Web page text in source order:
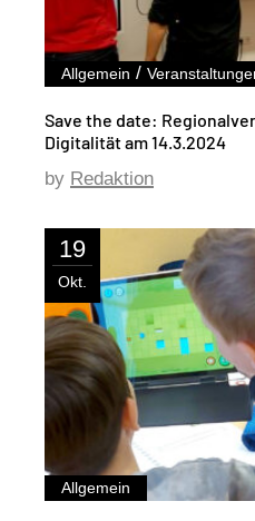
Allgemein /
Save the date:
Digitalität am 14.3.2024​​
by Redaktion
19
Okt.
Allgemein